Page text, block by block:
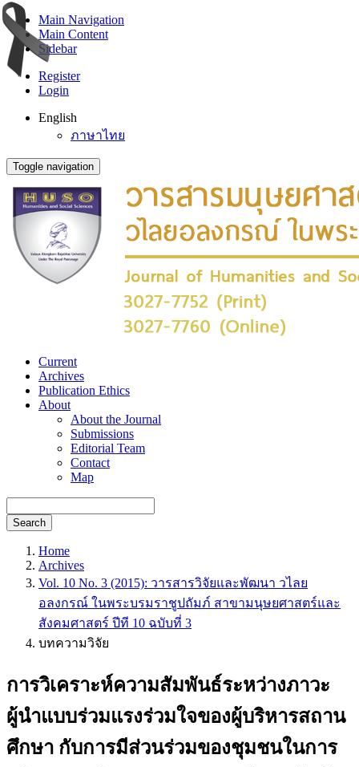
Main Navigation
Main Content
Sidebar
Register
Login
English
ภาษาไทย
Toggle navigation
Current
Archives
Publication Ethics
About
About the Journal
Submissions
Editorial Team
Contact
Map
Search
Home
Archives
Vol. 10 No. 3 (2015): วารสารวิจัยและพัฒนา วไลย
อลงกรณ์ ในพระบรมราชูปถัมภ์ สาขามนุษยศาสตร์และ
สังคมศาสตร์ ปีที 10 ฉบับที่ 3
บทความวิจัย
การวิเคราะห์ความสัมพันธ์ระหว่างภาวะ
ผู้นำแบบร่วมแรงร่วมใจของผู้บริหารสถาน
ศึกษา กับการมีส่วนร่วมของชุมชนในการ